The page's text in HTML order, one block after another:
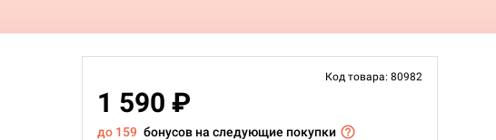
Код товара: 80982
1 590 ₽
до 159 бонусов на следующие покупки